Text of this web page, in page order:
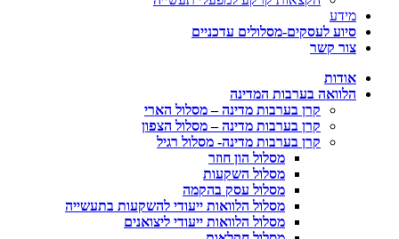
מידע
סיוע לעסקים-מסלולים עדכניים
צור קשר
אודות
הלוואה בערבות המדינה
קרן בערבות מדינה – מסלול הארי
קרן בערבות מדינה – מסלול הצפון
קרן בערבות מדינה- מסלול רגיל
מסלול הון חוזר
מסלול השקעות
מסלול עסק בהקמה
מסלול הלוואות ייעודי להשקעות בתעשייה
מסלול הלוואות ייעודי ליצואנים